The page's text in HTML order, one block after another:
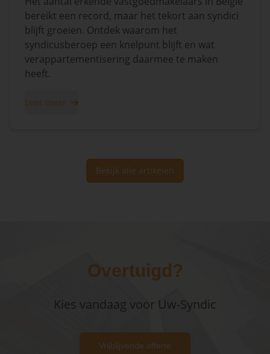
bereikt een record, maar het tekort aan syndici
blijft groeien. Ontdek waarom het
syndicusberoep een knelpunt blijft en wat
verappartementisering daarmee te maken
heeft.
Lees meer
Bekijk alle artikelen
Overtuigd?
Kies vandaag voor Uw-Syndic
Vrijblijvende offerte